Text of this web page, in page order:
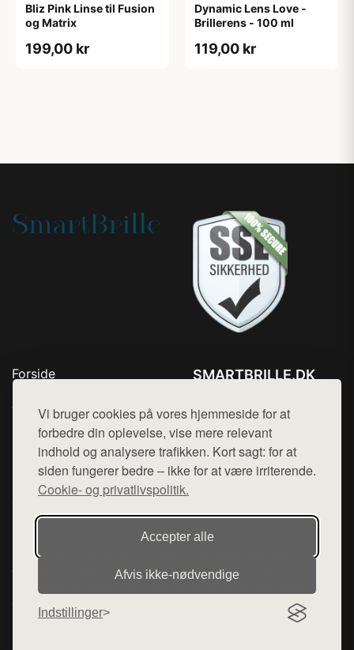
Vi bruger cookies på vores hjemmeside for at
forbedre din oplevelse, vise mere relevant
indhold og analysere trafikken. Kort sagt: for at
siden fungerer bedre – ikke for at være irriterende.
Cookie- og privatlivspolitik.
Accepter alle
Afvis ikke‑nødvendige
Indstillinger
Bliz Pink Linse til Fusion
og Matrix
199,00 kr
Dynamic Lens Love -
Brillerens - 100 ml
119,00 kr
Forside
Top Rabatter
Blog
Kontakt
SMARTBRILLE.DK
Mail: hej@want.dk
Cookie- og privatlivspolitik
Denne side er en del af want.dk, der udgiver en række
hjemmesider med præsentation af forskellige produkter fra
diverse webshops. Der sælges ikke varer fra denne side - vi
varerne på lager.